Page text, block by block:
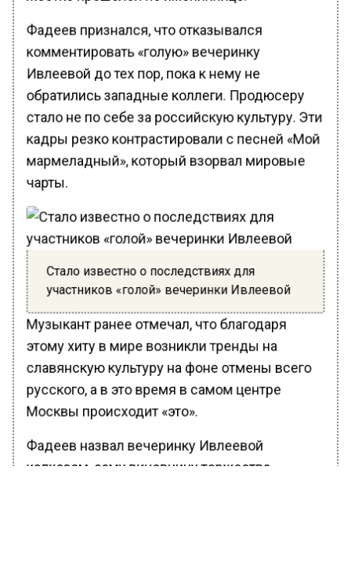
Фадеев признался, что отказывался
комментировать «голую» вечеринку
Ивлеевой до тех пор, пока к нему не
обратились западные коллеги. Продюсеру
стало не по себе за российскую культуру. Эти
кадры резко контрастировали с песней «Мой
мармеладный», который взорвал мировые
чарты.
Стало известно о последствиях для
участников «голой» вечеринки Ивлеевой
Музыкант ранее отмечал, что благодаря
этому хиту в мире возникли тренды на
славянскую культуру на фоне отмены всего
русского, а в это время в самом центре
Москвы происходит «это».
Фадеев назвал вечеринку Ивлеевой
колхозом, саму виновницу торжества